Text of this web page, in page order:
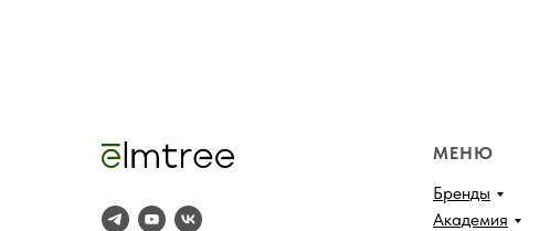
МЕНЮ
Бренды
Академия